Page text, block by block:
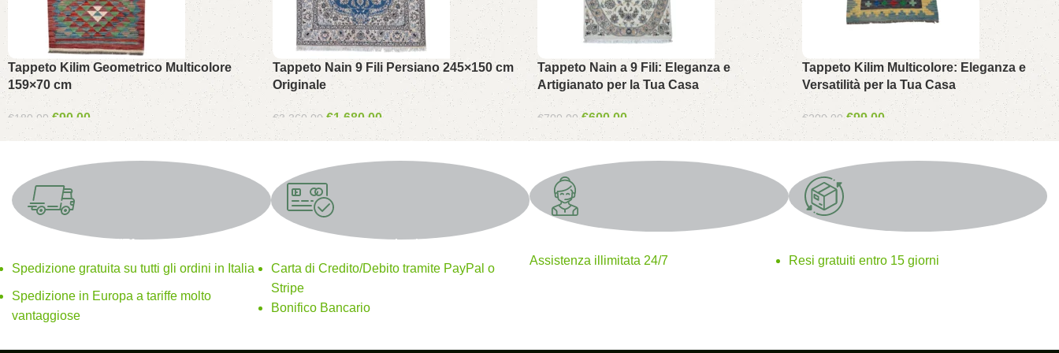
Tappeto Kilim Geometrico Multicolore
159×70 cm
€180.00 €90.00
Tappeto Nain 9 Fili Persiano 245×150 cm
Originale
€3,360.00 €1,680.00
Tappeto Nain a 9 Fili: Eleganza e
Artigianato per la Tua Casa
€700.00 €600.00
Tappeto Kilim Multicolore: Eleganza e
Versatilità per la Tua Casa
€200.00 €99.00
SPEDIZIONE GRATUITA
Spedizione gratuita su tutti gli ordini in Italia
Spedizione in Europa a tariffe molto
vantaggiose
Metodi di pagamento sicuri
Carta di Credito/Debito tramite PayPal o
Stripe
Bonifico Bancario
Assistenza illimitata 24/7 Resi gratuiti entro 15 giorni